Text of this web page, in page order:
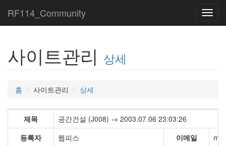
RF114_Community
사이트관리 상세
홈 사이트관리 상세
제목
공간건설 (J008) → 2003.07.06 23:03:26
등록자
웹피스 이메일